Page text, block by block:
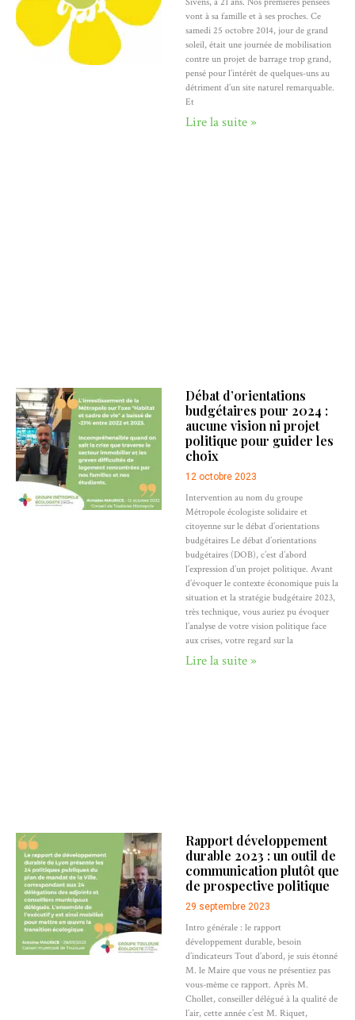
vont à sa famille et à ses proches. Ce
samedi 25 octobre 2014, jour de grand
soleil, était une journée de mobilisation
contre un projet de barrage trop grand,
pensé pour l’intérêt de quelques-uns au
détriment d’un site naturel remarquable.
Et
Lire la suite »
Débat d’orientations
budgétaires pour 2024 :
aucune vision ni projet
politique pour guider les
choix
12 octobre 2023
Intervention au nom du groupe
Métropole écologiste solidaire et
citoyenne sur le débat d’orientations
budgétaires Le débat d’orientations
budgétaires (DOB), c’est d’abord
l’expression d’un projet politique. Avant
d’évoquer le contexte économique puis la
situation et la stratégie budgétaire 2023,
très technique, vous auriez pu évoquer
l’analyse de votre vision politique face
aux crises, votre regard sur la
Lire la suite »
Rapport développement
durable 2023 : un outil de
communication plutôt que
de prospective politique
29 septembre 2023
Intro générale : le rapport
développement durable, besoin
d’indicateurs Tout d’abord, je suis étonné
M. le Maire que vous ne présentiez pas
vous-même ce rapport. Après M.
Chollet, conseiller délégué à la qualité de
l’air, cette année c’est M. Riquet,